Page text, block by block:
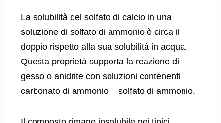
La solubilità del solfato di calcio in una
soluzione di solfato di ammonio è circa il
doppio rispetto alla sua solubilità in acqua.
Questa proprietà supporta la reazione di
gesso o anidrite con soluzioni contenenti
carbonato di ammonio – solfato di ammonio.